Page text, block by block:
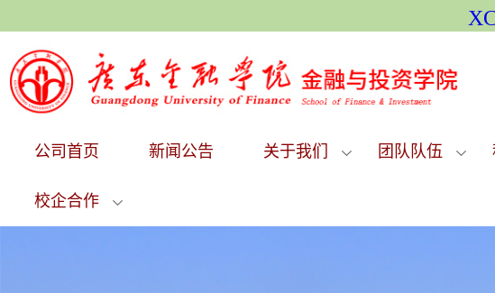
公司首页 新闻公告 关于我们 团队队伍
校企合作